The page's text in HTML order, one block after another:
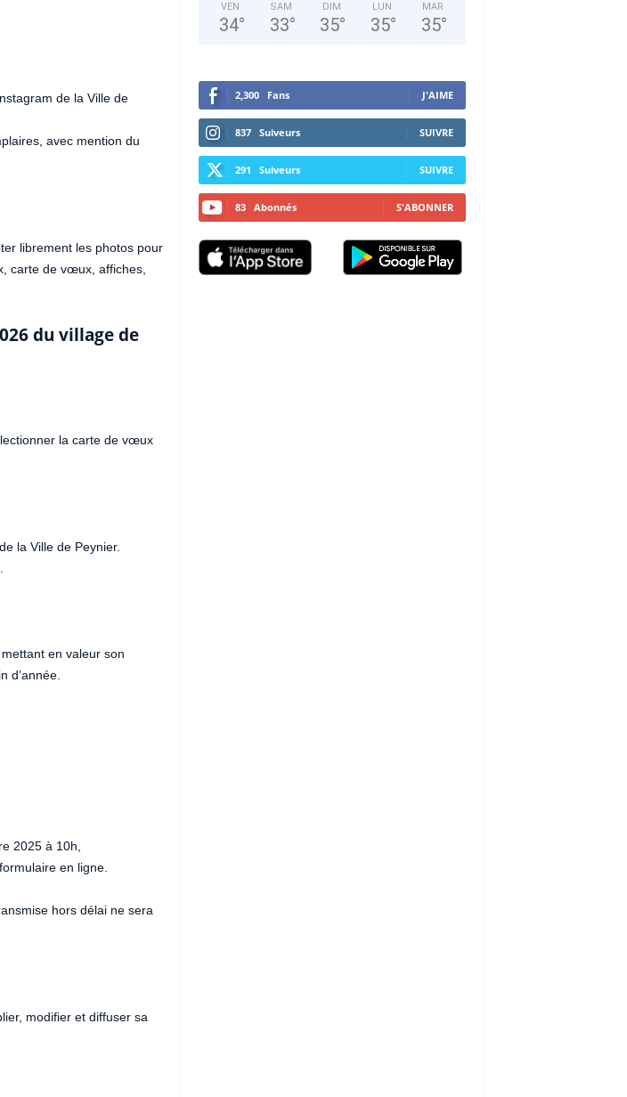
de la Ville de
avec mention du
librement les photos pour
carte de vœux, affiches,
du village de
la carte de vœux
la Ville de Peynier.
en valeur son
d’année.
2025 à 10h,
en ligne.
hors délai ne sera
modifier et diffuser sa
VEN
34°
SAM
33°
DIM
35°
LUN
35°
MAR
35°
2,300 Fans J'AIME
837 Suiveurs SUIVRE
291 Suiveurs SUIVRE
83 Abonnés S'ABONNER